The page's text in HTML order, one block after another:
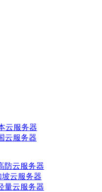
云服务器
云服务器
防云服务器
坡云服务器
量云服务器